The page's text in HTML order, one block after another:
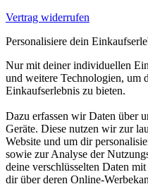
Vertrag widerrufen
Personalisiere dein
Nur mit deiner individuellen
und weitere Technologien, um
Einkaufserlebnis zu bieten.
Dazu erfassen wir Daten über
Geräte. Diese nutzen wir zur
Website und um dir
sowie zur Analyse der
deine verschlüsselten Daten
dir über deren Online-